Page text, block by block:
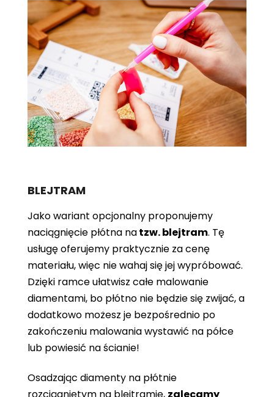
BLEJTRAM
Jako wariant opcjonalny proponujemy
naciągnięcie płótna natzw. blejtram. Tę
usługę oferujemy praktycznie za cenę
materiału, więc nie wahaj się jej wypróbować.
Dzięki ramce ułatwisz całe malowanie
diamentami, bo płótno nie będzie się zwijać, a
dodatkowo możesz je bezpośrednio po
zakończeniu malowania wystawić na półce
lub powiesić na ścianie!
Osadzając diamenty na płótnie
rozciągniętym na blejtramie, zalecamy